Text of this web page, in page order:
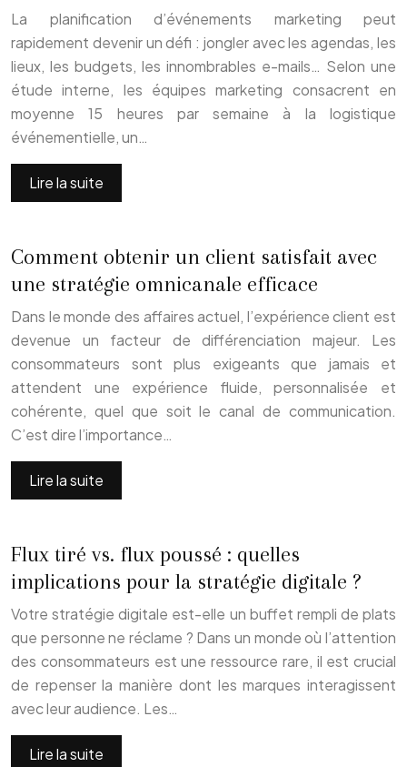
La planification d’événements marketing peut
rapidement devenir un défi : jongler avec les agendas, les
lieux, les budgets, les innombrables e-mails… Selon une
étude interne, les équipes marketing consacrent en
moyenne 15 heures par semaine à la logistique
événementielle, un…
Lire la suite
Comment obtenir un client satisfait avec
une stratégie omnicanale efficace
Dans le monde des affaires actuel, l’expérience client est
devenue un facteur de différenciation majeur. Les
consommateurs sont plus exigeants que jamais et
attendent une expérience fluide, personnalisée et
cohérente, quel que soit le canal de communication.
C’est dire l’importance…
Lire la suite
Flux tiré vs. flux poussé : quelles
implications pour la stratégie digitale ?
Votre stratégie digitale est-elle un buffet rempli de plats
que personne ne réclame ? Dans un monde où l’attention
des consommateurs est une ressource rare, il est crucial
de repenser la manière dont les marques interagissent
avec leur audience. Les…
Lire la suite